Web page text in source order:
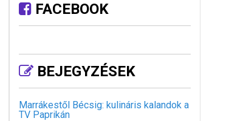
FACEBOOK
BEJEGYZÉSEK
Marrákestől Bécsig: kulináris kalandok a
TV Paprikán